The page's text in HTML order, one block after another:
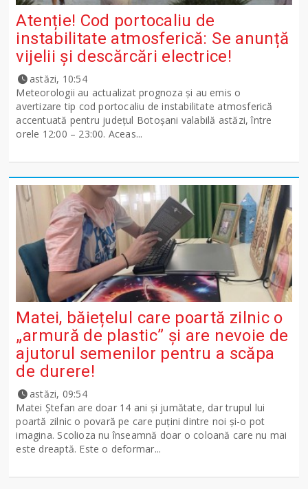
Atenție! Cod portocaliu de
instabilitate atmosferică: Se anunță
vijelii și descărcări electrice!
astăzi, 10:54
Meteorologii au actualizat prognoza și au emis o
avertizare tip cod portocaliu de instabilitate atmosferică
accentuată pentru județul Botoșani valabilă astăzi, între
orele 12:00 – 23:00. Aceas...
Matei, băiețelul care poartă zilnic o
„armură de plastic” și are nevoie de
ajutorul semenilor pentru a scăpa
de durere!
astăzi, 09:54
Matei Ștefan are doar 14 ani și jumătate, dar trupul lui
poartă zilnic o povară pe care puțini dintre noi și-o pot
imagina. Scolioza nu înseamnă doar o coloană care nu mai
este dreaptă. Este o deformar...